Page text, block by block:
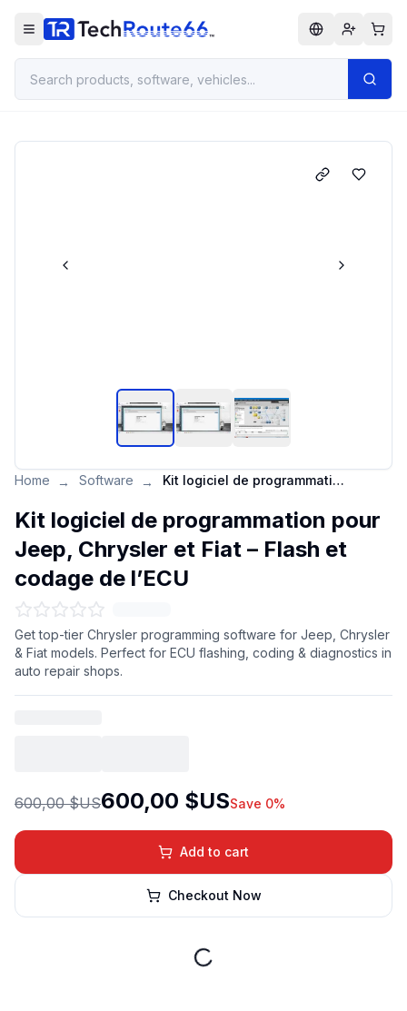
Home → Software → Kit logiciel de programmation pour Jeep, Chrysler et Fiat – Flash et codage de l’ECU
Kit logiciel de programmation pour
Jeep, Chrysler et Fiat – Flash et
codage de l’ECU
Get top-tier Chrysler programming software for Jeep, Chrysler
& Fiat models. Perfect for ECU flashing, coding & diagnostics in
auto repair shops.
600,00 $US600,00 $USSave 0%
Add to cart
Checkout Now